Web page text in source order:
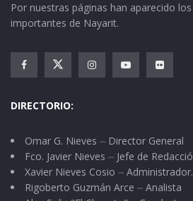
Por nuestras páginas han aparecido
importantes de Nayarit.
DIRECTORIO:
Omar G. Nieves ⏤ Director General
Fco. Javier Nieves ⏤ Jefe de
Xavier Nieves Cosio ⏤ Administrador.
Rigoberto Guzmán Arce ⏤ Analista